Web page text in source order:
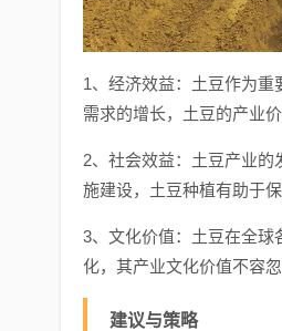
1、经济效益：土豆作为
需求的增长，土豆的产业
2、社会效益：土豆产业
施建设，土豆种植有助于
3、文化价值：土豆在全球
化，其产业文化价值不容忽
建议与策略